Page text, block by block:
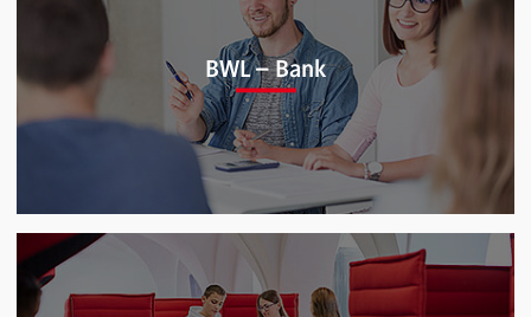
Agrarwirtschaft (B.Sc.)
BWL – Bank